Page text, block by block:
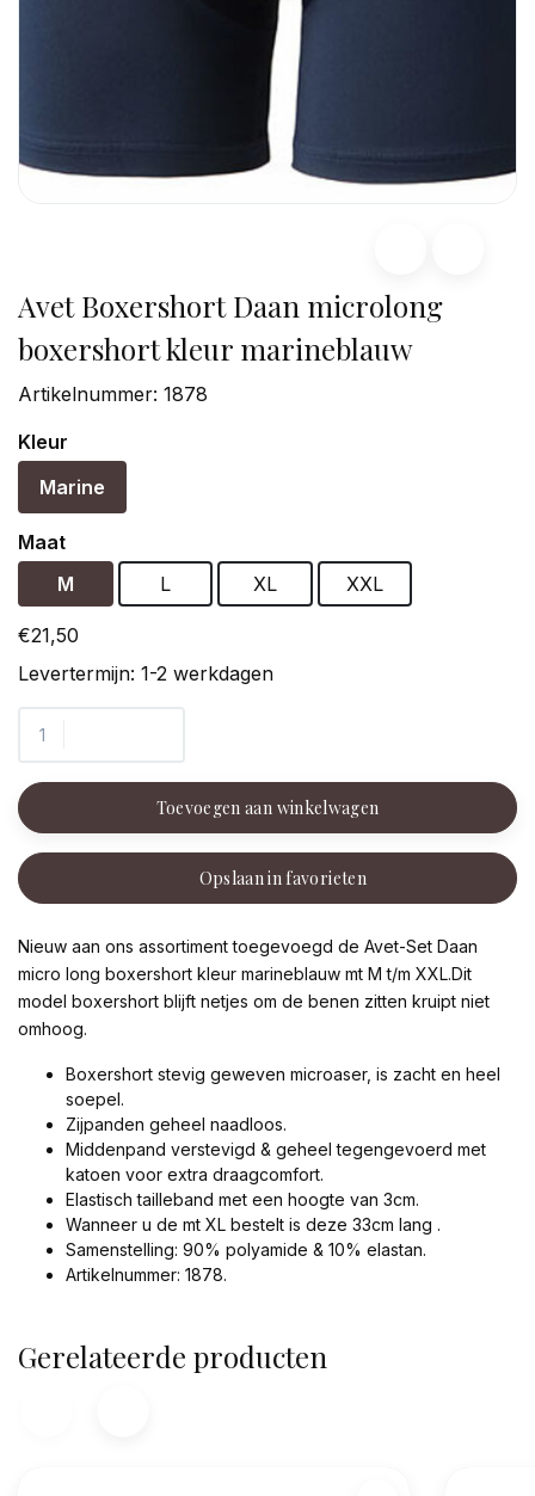
Avet Boxershort Daan microlong
boxershort kleur marineblauw
Artikelnummer: 1878
Kleur
Marine
Maat
M
L XL XXL
€21,50
Levertermijn: 1-2 werkdagen
Toevoegen aan winkelwagen
Opslaan in favorieten
Nieuw aan ons assortiment toegevoegd de Avet-Set Daan
micro long boxershort kleur marineblauw mt M t/m XXL.Dit
model boxershort blijft netjes om de benen zitten kruipt niet
omhoog.
Boxershort stevig geweven microaser, is zacht en heel
soepel.
Zijpanden geheel naadloos.
Middenpand verstevigd & geheel tegengevoerd met
katoen voor extra draagcomfort.
Elastisch tailleband met een hoogte van 3cm.
Wanneer u de mt XL bestelt is deze 33cm lang .
Samenstelling: 90% polyamide & 10% elastan.
Artikelnummer: 1878.
Gerelateerde producten